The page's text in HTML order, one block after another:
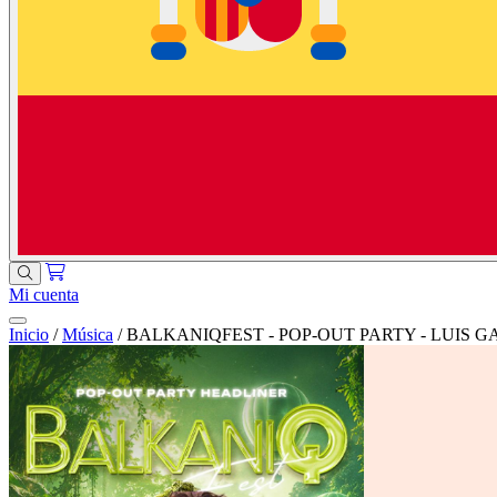
Mi cuenta
Inicio / Música / BALKANIQFEST - POP-OUT PARTY - LUIS